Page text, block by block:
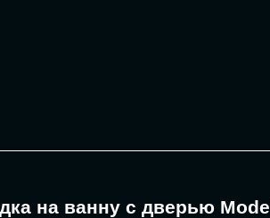
на ванну с дверью